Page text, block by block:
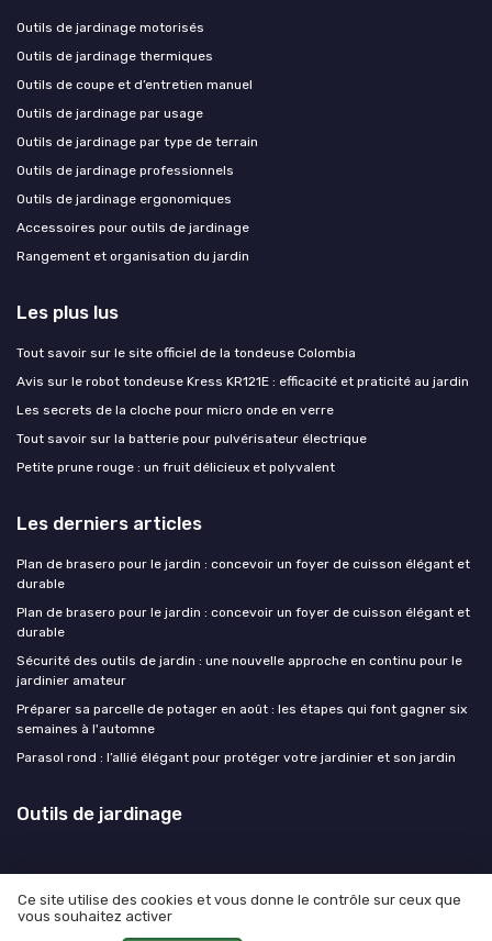
Outils de jardinage motorisés
Outils de jardinage thermiques
Outils de coupe et d’entretien manuel
Outils de jardinage par usage
Outils de jardinage par type de terrain
Outils de jardinage professionnels
Outils de jardinage ergonomiques
Accessoires pour outils de jardinage
Rangement et organisation du jardin
Les plus lus
Tout savoir sur le site officiel de la tondeuse Colombia
Avis sur le robot tondeuse Kress KR121E : efficacité et praticité au jardin
Les secrets de la cloche pour micro onde en verre
Tout savoir sur la batterie pour pulvérisateur électrique
Petite prune rouge : un fruit délicieux et polyvalent
Les derniers articles
Plan de brasero pour le jardin : concevoir un foyer de cuisson élégant et
durable
Plan de brasero pour le jardin : concevoir un foyer de cuisson élégant et
durable
Sécurité des outils de jardin : une nouvelle approche en continu pour le
jardinier amateur
Préparer sa parcelle de potager en août : les étapes qui font gagner six
semaines à l'automne
Parasol rond : l’allié élégant pour protéger votre jardinier et son jardin
Outils de jardinage
Mentions légales
Ce site utilise des cookies et vous donne le contrôle sur ceux que
vous souhaitez activer